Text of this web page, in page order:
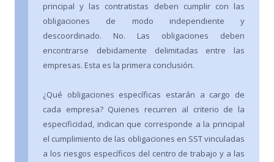
principal y las contratistas deben cumplir con las
obligaciones de modo independiente y
descoordinado. No. Las obligaciones deben
encontrarse debidamente delimitadas entre las
empresas. Esta es la primera conclusión.
¿Qué obligaciones específicas estarán a cargo de
cada empresa? Quienes recurren al criterio de la
especificidad, indican que corresponde a la principal
el cumplimiento de las obligaciones en SST vinculadas
a los riesgos específicos del centro de trabajo y a las